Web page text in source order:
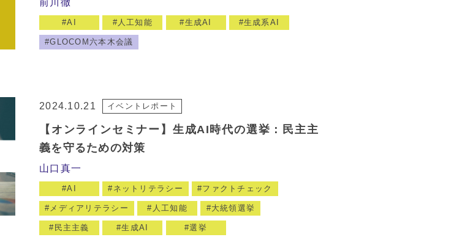
前川徹
AI 人工知能 生成AI 生成系AI
GLOCOM六本木会議
2024.10.21 イベントレポート
【オンラインセミナー】生成AI時代の選挙：民主主
義を守るための対策
山口真一
AI ネットリテラシー ファクトチェック
メディアリテラシー 人工知能 大統領選挙
民主主義 生成AI 選挙